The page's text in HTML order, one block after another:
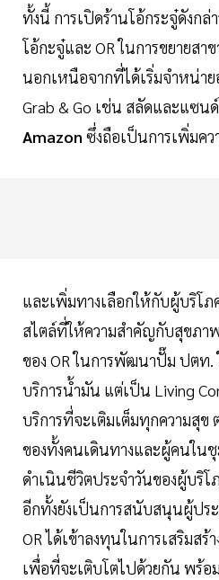
ทั้งนี้ การเปิดร้านโอ้กระจู๋ดังก
โอ้กะจู๋และ OR ในการขยายส
นอกเหนือจากที่ได้เริ่มจำหน่า
Grab & Go เช่น สลัดและแซน
Amazon ซึ่งถือเป็นการเพิ่มค
และเพิ่มทางเลือกให้กับผู้บริโ
สไตล์ที่ให้ความสำคัญกับสุขภา
ของ OR ในการพัฒนาปั๊ม ปตท.
บริการน้ำมัน แต่เป็น Living
บริการที่จะเติมเต็มทุกความสุข
ของทั้งคนเดินทางและผู้คนใน
ดำเนินชีวิตประจำวันของผู้บริโ
อีกทั้งยังเป็นการสนับสนุนผู้ปร
OR ได้เข้าลงทุนในการเสริมสร้
เพื่อที่จะเติบโตไปด้วยกัน พร้อ